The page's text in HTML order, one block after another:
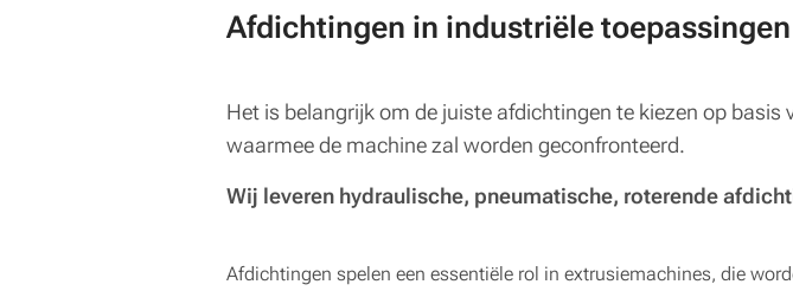
Afdichtingen in industriële toepassingen
Het is belangrijk om de juiste afdichtingen te kiezen op
waarmee de machine zal worden geconfronteerd.
Wij leveren hydraulische, pneumatische, roterende
Afdichtingen spelen een essentiële rol in extrusiemachines, die